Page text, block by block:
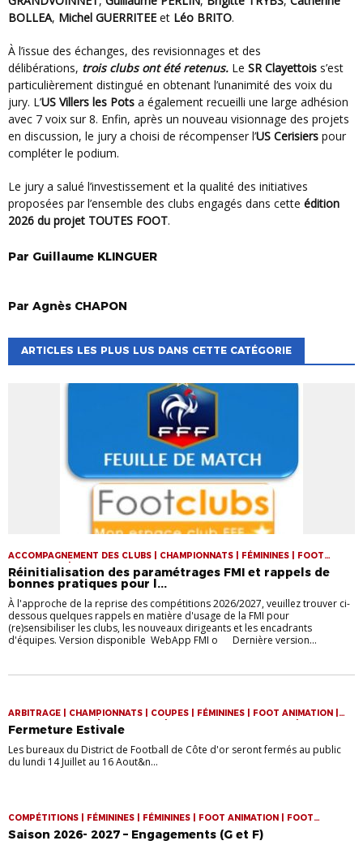
BOLLEA, Michel GUERRITEE et Léo BRITO.
À l’issue des échanges, des revisionnages et des
délibérations, trois clubs ont été retenus. Le SR Clayettois s’est
particulièrement distingué en obtenant l’unanimité des voix du
jury. L’US Villers les Pots a également recueilli une large adhésion
avec 7 voix sur 8. Enfin, après un nouveau visionnage des projets
en discussion, le jury a choisi de récompenser l’US Cerisiers pour
compléter le podium.
Le jury a salué l’investissement et la qualité des initiatives
proposées par l’ensemble des clubs engagés dans cette édition
2026 du projet TOUTES FOOT.
Par Guillaume KLINGUER
Par Agnès CHAPON
ARTICLES LES PLUS LUS DANS CETTE CATÉGORIE
ACCOMPAGNEMENT DES CLUBS | CHAMPIONNATS | FÉMININES | FOOT
ENTREPRISE | FUTSAL
Réinitialisation des paramétrages FMI et rappels de
bonnes pratiques pour l...
À l'approche de la reprise des compétitions 2026/2027, veuillez trouver ci-
dessous quelques rappels en matière d'usage de la FMI pour
(re)sensibiliser les clubs, les nouveaux dirigeants et les encadrants
d'équipes. ‎Version disponible WebApp FMI o Dernière version...
ARBITRAGE | CHAMPIONNATS | COUPES | FÉMININES | FOOT ANIMATION |
FOOT ENTREPRISE | FOOT LOISIR | FORMATION DES ARBITRES |
FORMATION DES EDUCATEURS | FUTSAL | LABEL | P.E.F
Fermeture Estivale
Les bureaux du District de Football de Côte d'or seront fermés au public
du lundi 14 Juillet au 16 Aout&n...
COMPÉTITIONS | FÉMININES | FÉMININES | FOOT ANIMATION | FOOT
ENTREPRISE
Saison 2026- 2027 – Engagements (G et F)